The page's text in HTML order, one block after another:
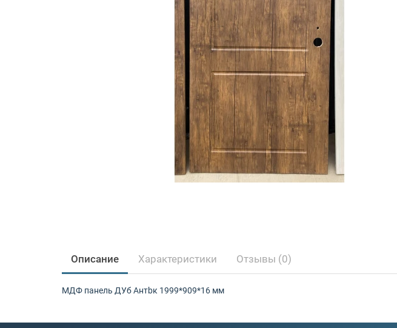
АЛЮМИНИЕВЫЕ ОКНА
Описание Характеристики Отзывы (0)
МДФ панель ДУб Антbк 1999*909*16 мм